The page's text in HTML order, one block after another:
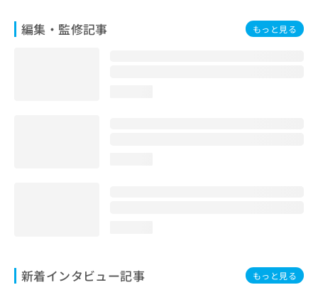
編集・監修記事 もっと見る
新着インタビュー記事 もっと見る